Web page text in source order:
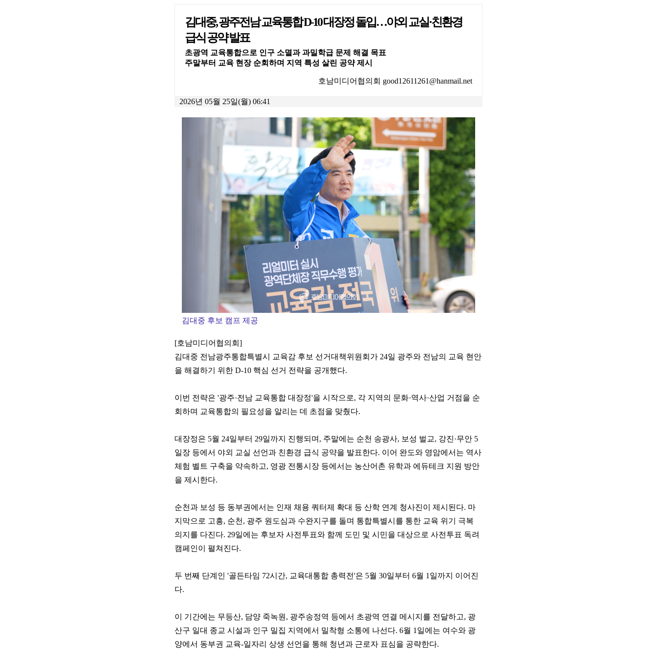
김대중, 광주전남 교육통합 D-10 대장정 돌입…야외 교실·친환경
급식 공약 발표
초광역 교육통합으로 인구 소멸과 과밀학급 문제 해결 목표
주말부터 교육 현장 순회하며 지역 특성 살린 공약 제시
호남미디어협의회 good12611261@hanmail.net
2026년 05월 25일(월) 06:41
김대중 후보 캠프 제공
[호남미디어협의회]
김대중 전남광주통합특별시 교육감 후보 선거대책위원회가 24일 광주와 전남의 교육 현안
을 해결하기 위한 D-10 핵심 선거 전략을 공개했다.
이번 전략은 '광주·전남 교육통합 대장정'을 시작으로, 각 지역의 문화·역사·산업 거점을 순
회하며 교육통합의 필요성을 알리는 데 초점을 맞췄다.
대장정은 5월 24일부터 29일까지 진행되며, 주말에는 순천 송광사, 보성 벌교, 강진·무안 5
일장 등에서 야외 교실 선언과 친환경 급식 공약을 발표한다. 이어 완도와 영암에서는 역사
체험 벨트 구축을 약속하고, 영광 전통시장 등에서는 농산어촌 유학과 에듀테크 지원 방안
을 제시한다.
순천과 보성 등 동부권에서는 인재 채용 쿼터제 확대 등 산학 연계 청사진이 제시된다. 마
지막으로 고흥, 순천, 광주 원도심과 수완지구를 돌며 통합특별시를 통한 교육 위기 극복
의지를 다진다. 29일에는 후보자 사전투표와 함께 도민 및 시민을 대상으로 사전투표 독려
캠페인이 펼쳐진다.
두 번째 단계인 '골든타임 72시간, 교육대통합 총력전'은 5월 30일부터 6월 1일까지 이어진
다.
이 기간에는 무등산, 담양 죽녹원, 광주송정역 등에서 초광역 연결 메시지를 전달하고, 광
산구 일대 종교 시설과 인구 밀집 지역에서 밀착형 소통에 나선다. 6월 1일에는 여수와 광
양에서 동부권 교육-일자리 상생 선언을 통해 청년과 근로자 표심을 공략한다.